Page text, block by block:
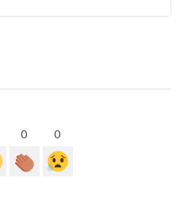
0 0